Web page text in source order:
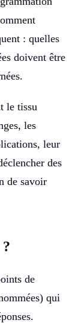
: quelles
doivent être
le tissu
les
leur
des
de savoir
de
qui